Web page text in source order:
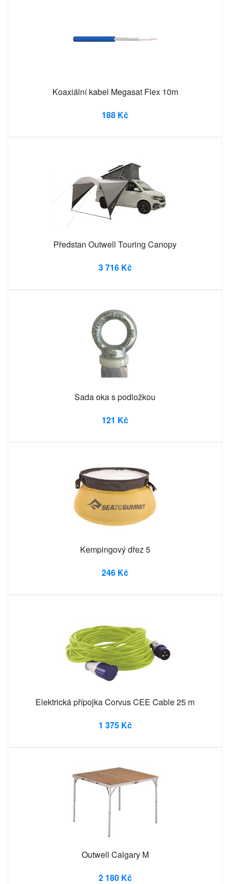
Koaxiální kabel Megasat Flex 10m
188 Kč
Předstan Outwell Touring Canopy
3 716 Kč
Sada oka s podložkou
121 Kč
Kempingový dřez 5
246 Kč
Elektrická přípojka Corvus CEE Cable 25 m
1 375 Kč
Outwell Calgary M
2 180 Kč